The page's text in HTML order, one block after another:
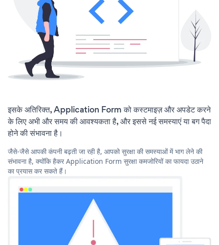
इसके अतिरिक्त, Application Form को कस्टमाइज़ और अपडेट करने
के लिए अभी और समय की आवश्यकता है, और इससे नई समस्याएं या बग पैदा
होने की संभावना है।
जैसे-जैसे आपकी कंपनी बढ़ती जा रही है, आपको सुरक्षा की समस्याओं में भाग लेने की
संभावना है, क्योंकि हैकर Application Form सुरक्षा कमजोरियों का फायदा उठाने
का प्रयास कर सकते हैं।